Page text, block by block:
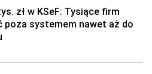
zł w KSeF: Tysiące firm
poza systemem nawet aż do